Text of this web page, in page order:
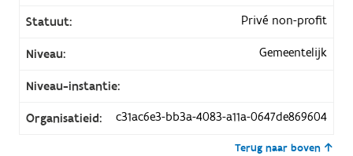
Statuut:
Privé non-profit
Niveau: Gemeentelijk
Niveau-instantie:
Organisatieid: c31ac6e3-bb3a-4083-a11a-0647de869604
Terug naar boven